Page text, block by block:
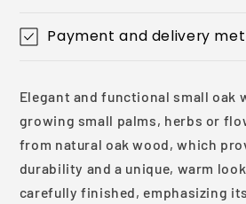
Payment and delivery
Elegant and functional small oak
growing small palms, herbs or
from natural oak wood, which
durability and a unique, warm
carefully finished, emphasizing